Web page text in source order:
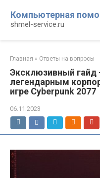
контенту
Компьютерная
shmel-service.ru
Главная » Ответы на вопросы
Эксклюзивный гайд
легендарным
игре Cyberpunk 2077
06.11.2023